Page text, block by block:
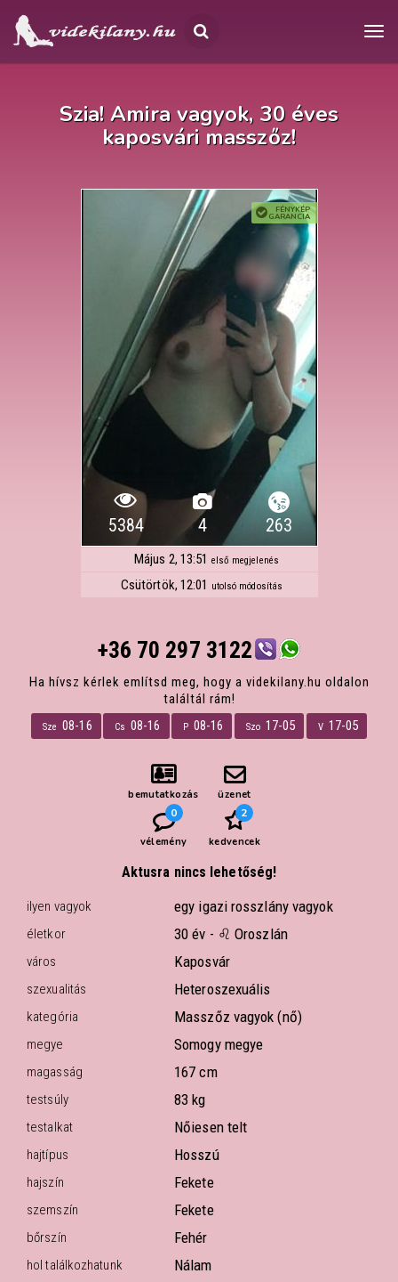
Szia! Amira vagyok, 30 éves
kaposvári masszőz!
FÉNYKÉP
GARANCIA
5384 4 263
Május 2, 13:51 első megjelenés
Csütörtök, 12:01 utolsó módosítás
+36 70 297 3122
Ha hívsz kérlek említsd meg, hogy a videkilany.hu oldalon
találtál rám!
Sze 08-16 Cs 08-16 P 08-16 Szo 17-05 V 17-05
bemutatkozás üzenet
0
vélemény
2
kedvencek
Aktusra nincs lehetőség!
ilyen vagyok egy igazi rosszlány vagyok
életkor 30 év - ♌ Oroszlán
város Kaposvár
szexualitás Heteroszexuális
kategória Masszőz vagyok (nő)
megye Somogy megye
magasság 167 cm
testsúly 83 kg
testalkat Nőiesen telt
hajtípus Hosszú
hajszín Fekete
szemszín Fekete
bőrszín Fehér
hol találkozhatunk Nálam